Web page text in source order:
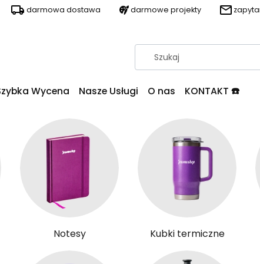
darmowa dostawa darmowe projekty
Wycena Nasze Usługi O nas KONTAKT ☎️
Notesy Kubki termiczne